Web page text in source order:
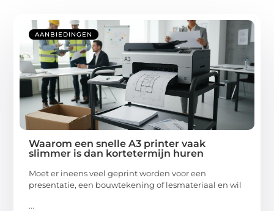
AANBIEDINGEN
Waarom een snelle A3 printer vaak
slimmer is dan kortetermijn huren
Moet er ineens veel geprint worden voor een
presentatie, een bouwtekening of lesmateriaal en wil
...